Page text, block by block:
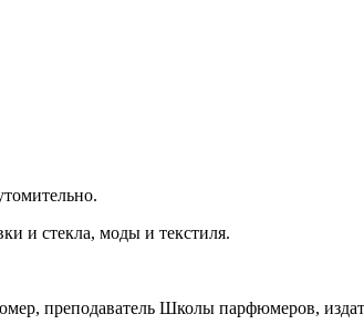
и стекла, моды и текстиля.
преподаватель Школы парфюмеров,